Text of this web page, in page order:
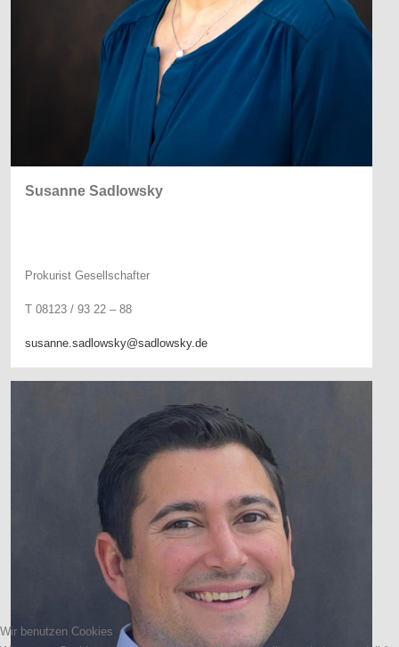
Susanne Sadlowsky
Prokurist Gesellschafter
T 08123 / 93 22 – 88
susanne.sadlowsky@sadlowsky.de
Wir benutzen Cookies